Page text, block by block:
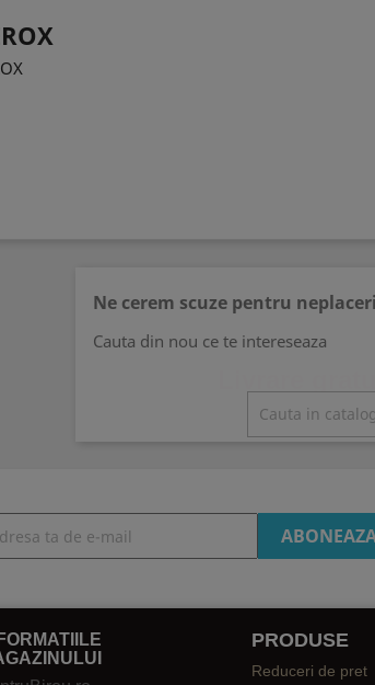
Ne cerem scuze pentru
Cauta din nou ce te intereseaza
PRODUSE
Reduceri de pret